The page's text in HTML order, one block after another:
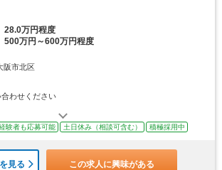
28.0万円程度
500万円～600万円程度
阪市北区
わせください
験者も応募可能 土日休み（相談可含む） 積極採用中
見る この求人に興味がある